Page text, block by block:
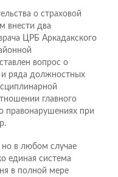
о страховой
внести два
ЦРБ Аркадакского
вопрос о
и ряда должностных
главного
правонарушениях при
в любом случае
единая система
в полной мере